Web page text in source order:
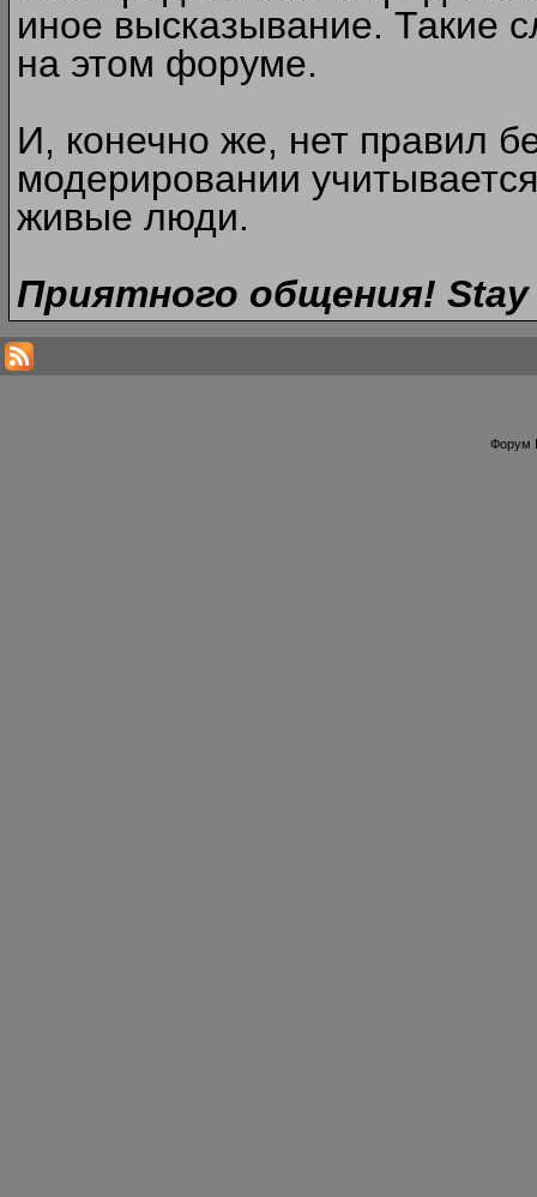
иное высказывание. Такие
на этом форуме.
И, конечно же, нет правил
модерировании
живые люди.
Приятного общения! Stay
Форум